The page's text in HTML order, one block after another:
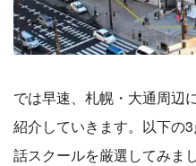
では早速、札幌・大通周辺
紹介していきます。以下の
話スクールを厳選してみまし